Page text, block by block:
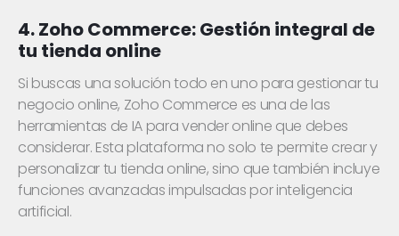
4. Zoho Commerce: Gestión integral de
tu tienda online
Si buscas una solución todo en uno para gestionar tu
negocio online, Zoho Commerce es una de las
herramientas de IA para vender online que debes
considerar. Esta plataforma no solo te permite crear y
personalizar tu tienda online, sino que también incluye
funciones avanzadas impulsadas por inteligencia
artificial.